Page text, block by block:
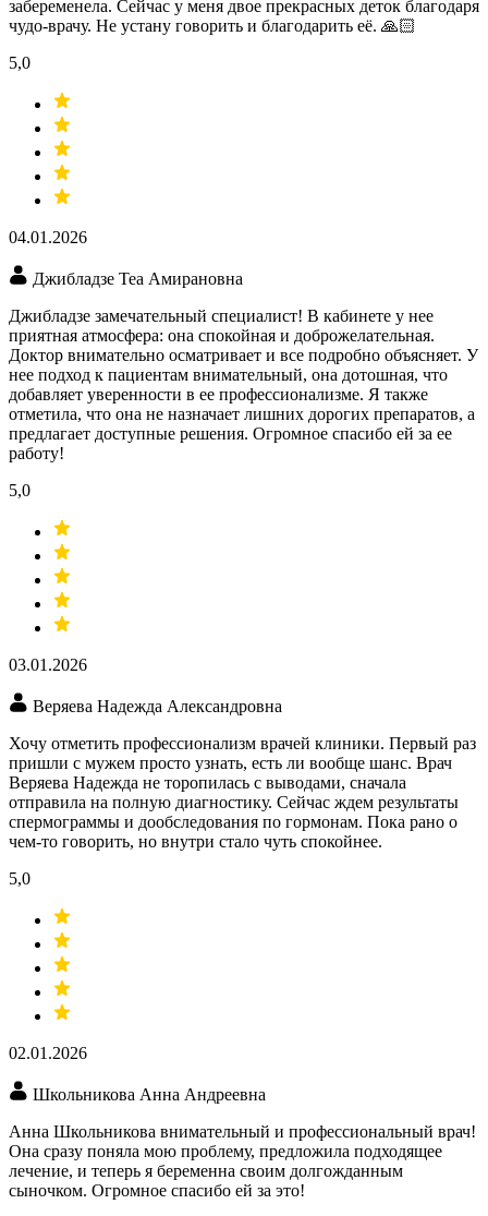
забеременела. Сейчас у меня двое прекрасных деток благодаря
чудо-врачу. Не устану говорить и благодарить её. 🙏🏻
5,0
04.01.2026
Джибладзе Теа Амирановна
Джибладзе замечательный специалист! В кабинете у нее
приятная атмосфера: она спокойная и доброжелательная.
Доктор внимательно осматривает и все подробно объясняет. У
нее подход к пациентам внимательный, она дотошная, что
добавляет уверенности в ее профессионализме. Я также
отметила, что она не назначает лишних дорогих препаратов, а
предлагает доступные решения. Огромное спасибо ей за ее
работу!
5,0
03.01.2026
Веряева Надежда Александровна
Хочу отметить профессионализм врачей клиники. Первый раз
пришли с мужем просто узнать, есть ли вообще шанс. Врач
Веряева Надежда не торопилась с выводами, сначала
отправила на полную диагностику. Сейчас ждем результаты
спермограммы и дообследования по гормонам. Пока рано о
чем-то говорить, но внутри стало чуть спокойнее.
5,0
02.01.2026
Школьникова Анна Андреевна
Анна Школьникова внимательный и профессиональный врач!
Она сразу поняла мою проблему, предложила подходящее
лечение, и теперь я беременна своим долгожданным
сыночком. Огромное спасибо ей за это!